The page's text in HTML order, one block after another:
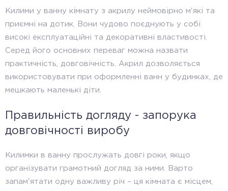
Килими у ванну кімнату з акрилу неймовірно м'які та
приємні на дотик. Вони чудово поєднують у собі
високі експлуатаційні та декоративні властивості.
Серед його основних переваг можна назвати
практичність, довговічність. Акрил дозволяється
використовувати при оформленні ванн у будинках, де
мешкають маленькі діти.
Правильність догляду - запорука
довговічності виробу
Килимки в ванну прослужать довгі роки, якщо
організувати грамотний догляд за ними. Варто
запам'ятати одну важливу річ – ця кімната є місцем,